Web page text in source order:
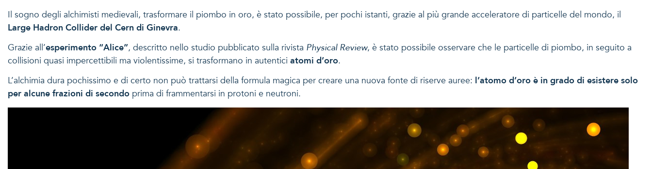
Il sogno degli alchimisti medievali, trasformare il piombo in oro, è stato possibile, per pochi istanti, grazie al più grande acceleratore di particelle del mondo, il
Large Hadron Collider del Cern di Ginevra.
Grazie all’esperimento “Alice”, descritto nello studio pubblicato sulla rivista Physical Review, è stato possibile osservare che le particelle di piombo, in seguito a
collisioni quasi impercettibili ma violentissime, si trasformano in autentici atomi d’oro.
L’alchimia dura pochissimo e di certo non può trattarsi della formula magica per creare una nuova fonte di riserve auree: l’atomo d’oro è in grado di esistere solo
per alcune frazioni di secondo prima di frammentarsi in protoni e neutroni.